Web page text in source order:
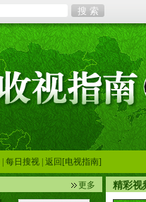
每日搜视 返回[电视指南]
更多 精彩视